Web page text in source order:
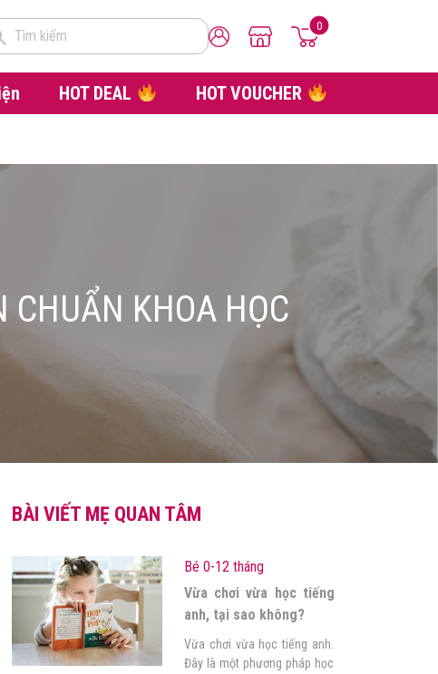
Tìm kiếm
0
HOT DEAL HOT VOUCHER
CHUẨN KHOA HỌC
BÀI VIẾT MẸ QUAN TÂM
Bé 0-12 tháng
Vừa chơi vừa học tiếng
anh, tại sao không?
Vừa chơi vừa học tiếng anh.
Đây là một phương pháp học